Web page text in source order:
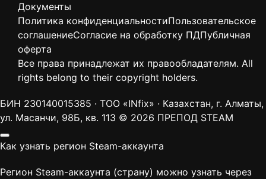
Документы
Политика конфиденциальностиПользовательское
соглашениеСогласие на обработку ПДПубличная
оферта
Все права принадлежат их правообладателям. All
rights belong to their copyright holders.
БИН 230140015385 · ТОО «INfix» · Казахстан, г. Алматы,
ул. Масанчи, 98Б, кв. 113 © 2026 ПРЕПОД STEAM
Как узнать регион Steam-аккаунта
Регион Steam-аккаунта (страну) можно узнать через